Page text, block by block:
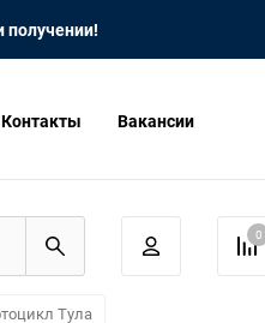
получении!
Контакты Вакансии
0
Тула